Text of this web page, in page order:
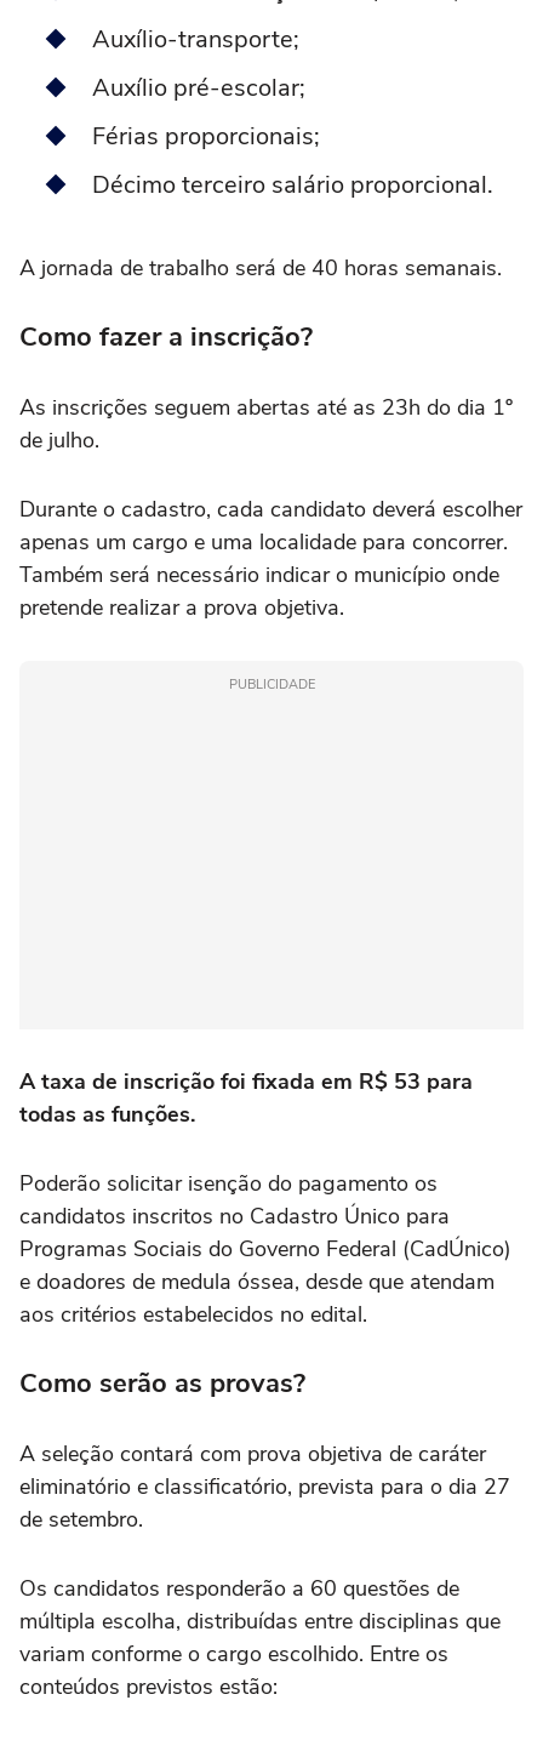
Auxílio-transporte;
Auxílio pré-escolar;
Férias proporcionais;
Décimo terceiro salário proporcional.
A jornada de trabalho será de 40 horas semanais.
Como fazer a inscrição?
As inscrições seguem abertas até as 23h do dia 1º
de julho.
Durante o cadastro, cada candidato deverá escolher
apenas um cargo e uma localidade para concorrer.
Também será necessário indicar o município onde
pretende realizar a prova objetiva.
PUBLICIDADE
A taxa de inscrição foi fixada em R$ 53 para
todas as funções.
Poderão solicitar isenção do pagamento os
candidatos inscritos no Cadastro Único para
Programas Sociais do Governo Federal (CadÚnico)
e doadores de medula óssea, desde que atendam
aos critérios estabelecidos no edital.
Como serão as provas?
A seleção contará com prova objetiva de caráter
eliminatório e classificatório, prevista para o dia 27
de setembro.
Os candidatos responderão a 60 questões de
múltipla escolha, distribuídas entre disciplinas que
variam conforme o cargo escolhido. Entre os
conteúdos previstos estão: